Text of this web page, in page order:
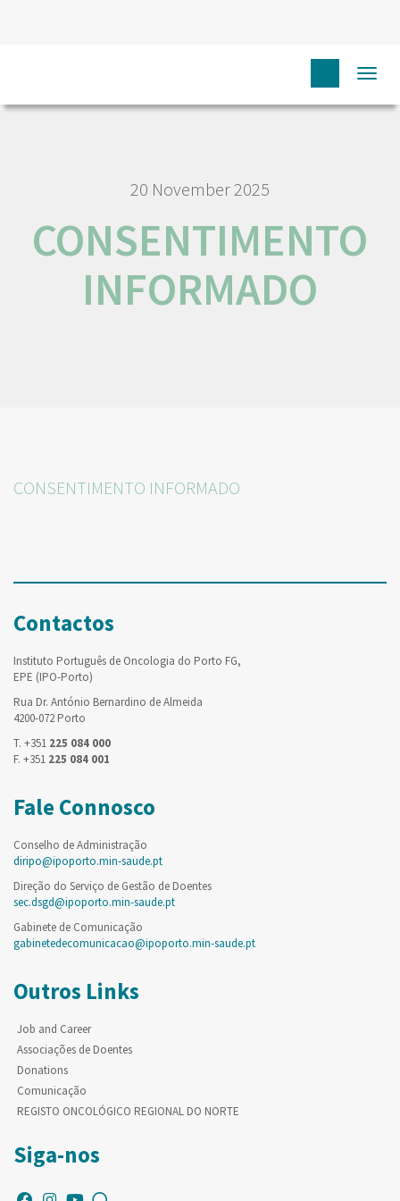
20 November 2025
CONSENTIMENTO
INFORMADO
CONSENTIMENTO INFORMADO
Contactos
Instituto Português de Oncologia do Porto FG,
EPE (IPO-Porto)
Rua Dr. António Bernardino de Almeida
4200-072 Porto
T. +351 225 084 000
F. +351 225 084 001
Fale Connosco
Conselho de Administração
diripo@ipoporto.min-saude.pt
Direção do Serviço de Gestão de Doentes
sec.dsgd@ipoporto.min-saude.pt
Gabinete de Comunicação
gabinetedecomunicacao@ipoporto.min-saude.pt
Outros Links
Job and Career
Associações de Doentes
Donations
Comunicação
REGISTO ONCOLÓGICO REGIONAL DO NORTE
Siga-nos